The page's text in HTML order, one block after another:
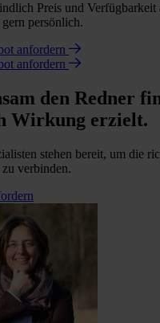
Preis und Verfügbarkeit
persönlich.
anfordern
anfordern
den Redner
Wirkung erzielt.
stehen bereit, um die
verbinden.